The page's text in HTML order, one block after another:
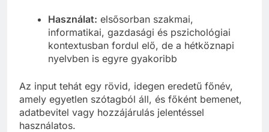
Használat: elsősorban szakmai,
informatikai, gazdasági és pszichológiai
kontextusban fordul elő, de a hétköznapi
nyelvben is egyre gyakoribb
Az input tehát egy rövid, idegen eredetű főnév,
amely egyetlen szótagból áll, és főként bemenet,
adatbevitel vagy hozzájárulás jelentéssel
használatos.